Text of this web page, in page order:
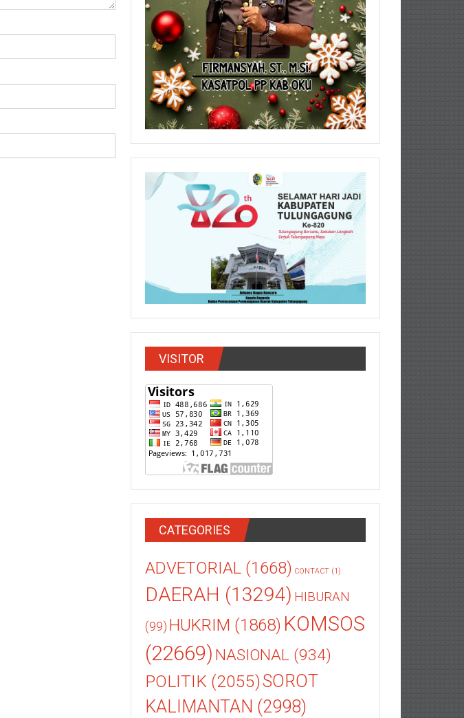
VISITOR
CATEGORIES
ADVETORIAL (1668) CONTACT (1)
DAERAH (13294) HIBURAN
(99) HUKRIM (1868) KOMSOS
(22669) NASIONAL (934)
POLITIK (2055)SOROT
KALIMANTAN (2998)